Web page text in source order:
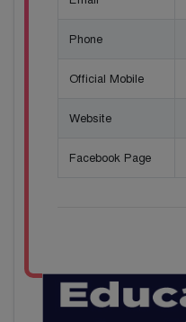
Phone
Official Mobile
Website
Facebook Page